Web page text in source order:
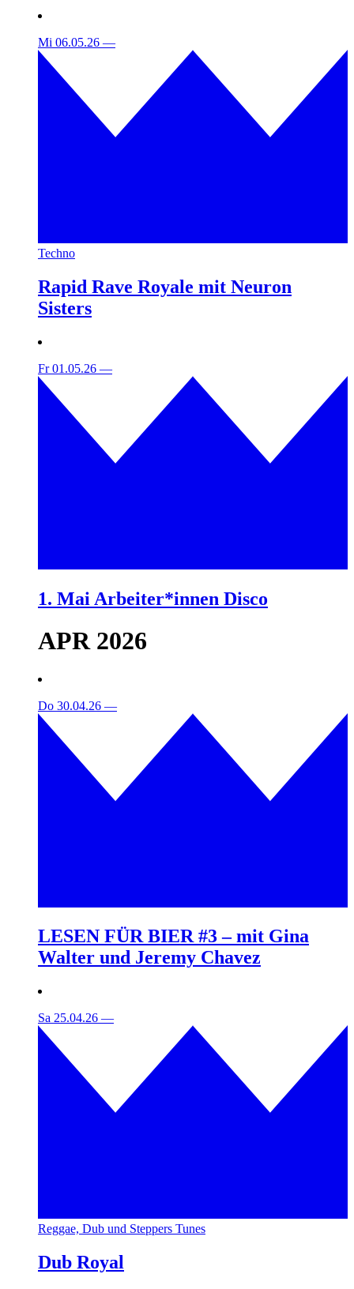
Mi 06.05.26 —
Techno
Rapid Rave Royale mit Neuron
Sisters
Fr 01.05.26 —
1. Mai Arbeiter*innen Disco
APR 2026
Do 30.04.26 —
LESEN FÜR BIER #3 – mit Gina
Walter und Jeremy Chavez
Sa 25.04.26 —
Reggae, Dub und Steppers Tunes
Dub Royal